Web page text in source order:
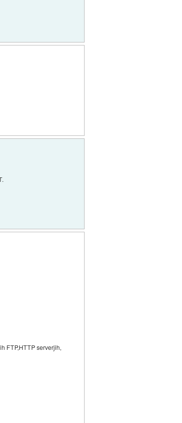
FTP,HTTP serverjih,